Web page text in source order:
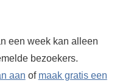
een week kan alleen
bezoekers.
aan of maak gratis een